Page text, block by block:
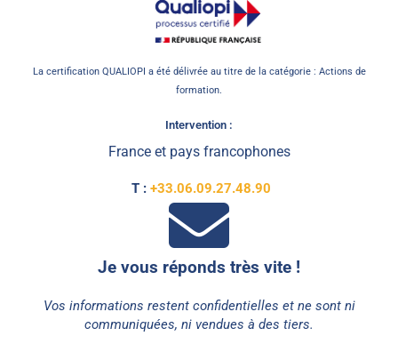
La certification QUALIOPI a été délivrée au titre de la catégorie : Actions de
formation.
Intervention :
France et pays francophones
T : +33.06.09.27.48.90
Je vous réponds très vite !
Vos informations restent confidentielles et ne sont ni
communiquées, ni vendues à des tiers.